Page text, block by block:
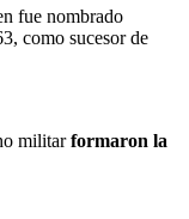
fue nombrado
como sucesor de
militarformaron la